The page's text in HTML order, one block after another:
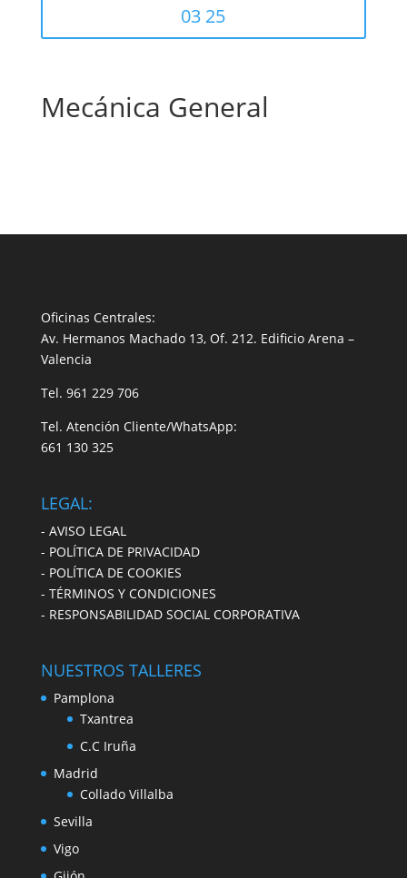
03 25
Mecánica General
Oficinas Centrales:
Av. Hermanos Machado 13, Of. 212. Edificio Arena –
Valencia
Tel. 961 229 706
Tel. Atención Cliente/WhatsApp:
661 130 325
LEGAL:
- AVISO LEGAL
- POLÍTICA DE PRIVACIDAD
- POLÍTICA DE COOKIES
- TÉRMINOS Y CONDICIONES
- RESPONSABILIDAD SOCIAL CORPORATIVA
NUESTROS TALLERES
Pamplona
Txantrea
C.C Iruña
Madrid
Collado Villalba
Sevilla
Vigo